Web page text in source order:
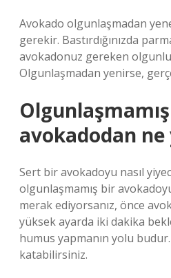
Avokado olgunlaşmadan
gerekir. Bastırdığınızda
avokadonuz gereken
Olgunlaşmadan yenirse,
Olgunlaşmamış
avokadodan ne
Sert bir avokadoyu nasıl
olgunlaşmamış bir
merak ediyorsanız, önce
yüksek ayarda iki dakika
humus yapmanın yolu
katabilirsiniz.